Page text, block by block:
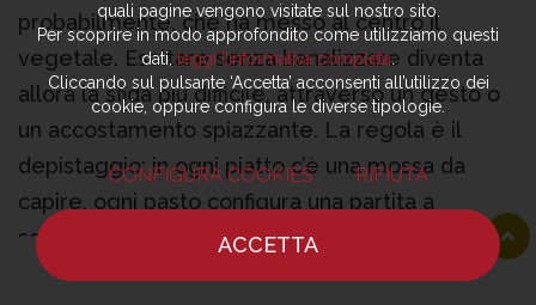
probabilmente, che ha messo al centro il
vegetale. Esaltare senza banalizzare diventa
allora la sfida più difficile, attraverso un gesto o
un accostamento spiazzante. La regola è il
depistaggio: in ogni piatto c’è una mossa da
capire, ogni pasto configura una partita a
scacchi. Anche quando, come è generalmente il
caso, i riferimenti sono marchesiani o meglio
quali pagine vengono visitate sul nostro sito.
Per scoprire in modo approfondito come utilizziamo questi
dati,leggi l’informativa completa.
Cliccando sul pulsante ‘Accetta’ acconsenti all’utilizzo dei
cookie, oppure configura le diverse tipologie.
CONFIGURA COOKIES RIFIUTA
ACCETTA